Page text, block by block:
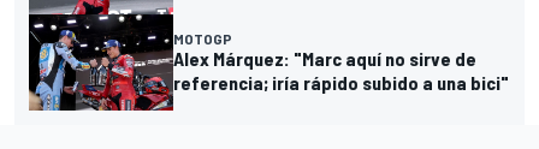
MOTOGP
Alex Márquez: "Marc aquí no sirve de
referencia; iría rápido subido a una bici"